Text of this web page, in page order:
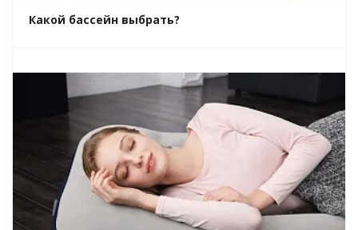
Какой бассейн выбрать?